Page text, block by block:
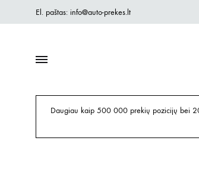
El. paštas: info@auto-prekes.lt
Daugiau kaip 500 000 prekių pozicijų bei